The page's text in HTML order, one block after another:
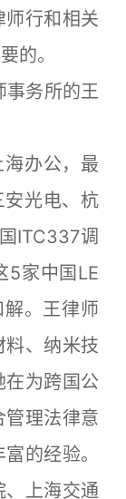
师行和相关
的。
务所的王
办公，最
光电、杭
ITC337调
5家中国LE
。王律师
料、纳米技
在为跨国公
管理法律意
的经验。
、上海交通